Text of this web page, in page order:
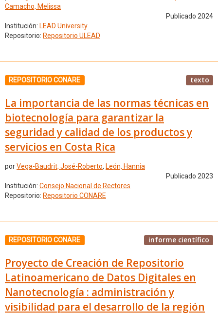
Camacho, Melissa
Publicado 2024
Institución: LEAD University
Repositorio: Repositorio ULEAD
REPOSITORIO CONARE texto
La importancia de las normas técnicas en
biotecnología para garantizar la
seguridad y calidad de los productos y
servicios en Costa Rica
porVega-Baudrit, José-Roberto, León, Hannia
Publicado 2023
Institución: Consejo Nacional de Rectores
Repositorio: Repositorio CONARE
REPOSITORIO CONARE informe científico
Proyecto de Creación de Repositorio
Latinoamericano de Datos Digitales en
Nanotecnología : administración y
visibilidad para el desarrollo de la región